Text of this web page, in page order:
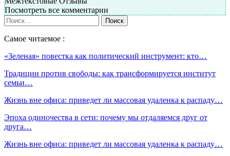
Посмотреть все комментарии
Самое читаемое :
«Зеленая» повестка как политический инструмент: кто…
Традиции против свободы: как трансформируется институт
семьи…
Жизнь вне офиса: приведет ли массовая удаленка к распаду…
Эпоха одиночества в сети: почему мы отдаляемся друг от
друга…
Жизнь вне офиса: приведет ли массовая удаленка к распаду…